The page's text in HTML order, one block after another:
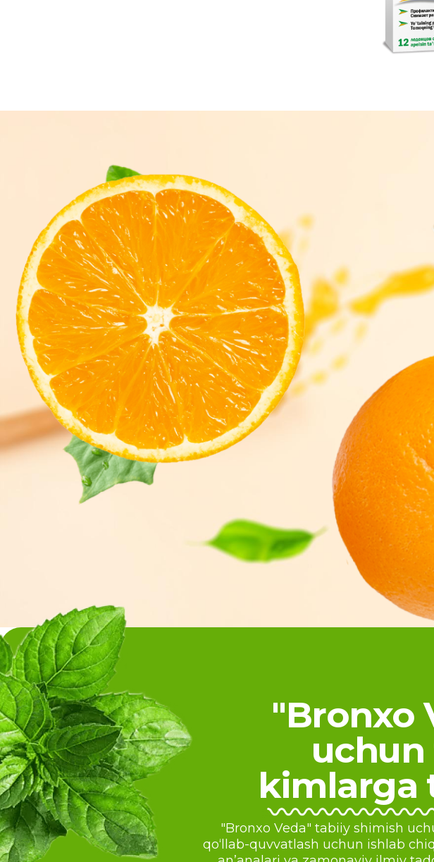
"Bronxo
kimlarga
"Bronxo Veda" tabiiy shimish
qo‘llab-quvvatlash uchun ishlab